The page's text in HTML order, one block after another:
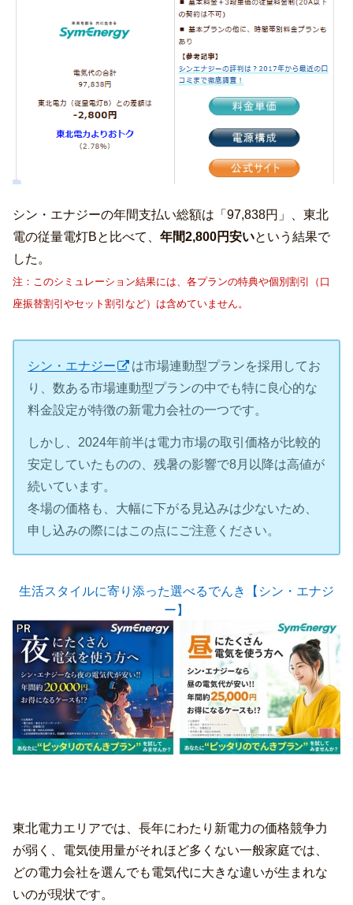
シン・エナジーの年間支払い総額は「97,838円」、東北
電の従量電灯Bと比べて、年間2,800円安いという結果で
した。
注：このシミュレーション結果には、各プランの特典や個別割引（口
座振替割引やセット割引など）は含めていません。
シン・エナジー
は市場連動型プランを採用してお
り、数ある市場連動型プランの中でも特に良心的な
料金設定が特徴の新電力会社の一つです。
しかし、2024年前半は電力市場の取引価格が比較的
安定していたものの、残暑の影響で8月以降は高値が
続いています。
冬場の価格も、大幅に下がる見込みは少ないため、
申し込みの際にはこの点にご注意ください。
生活スタイルに寄り添った選べるでんき【シン・エナジ
ー】
東北電力エリアでは、長年にわたり新電力の価格競争力
が弱く、電気使用量がそれほど多くない一般家庭では、
どの電力会社を選んでも電気代に大きな違いが生まれな
いのが現状です。